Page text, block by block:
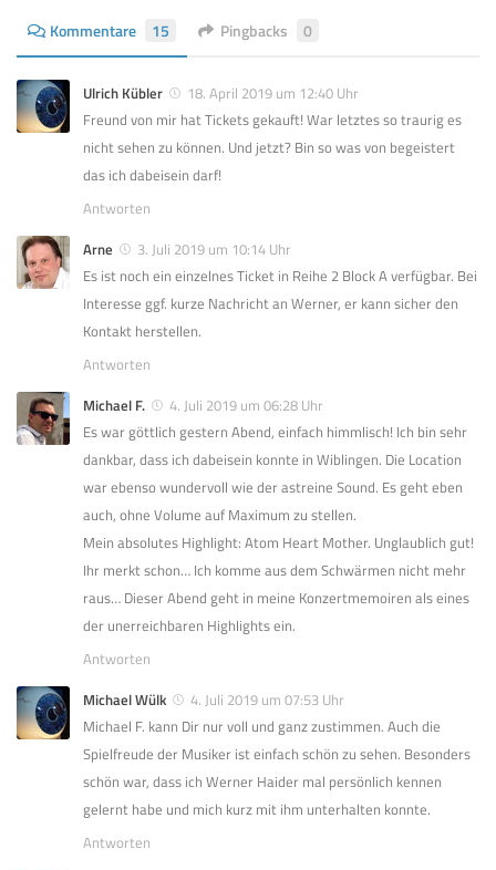
Kommentare 15 Pingbacks 0
Ulrich Kübler
18. April 2019 um 12:40 Uhr
Freund von mir hat Tickets gekauft! War letztes so traurig es
nicht sehen zu können. Und jetzt? Bin so was von begeistert
das ich dabeisein darf!
Antworten
Arne
3. Juli 2019 um 10:14 Uhr
Es ist noch ein einzelnes Ticket in Reihe 2 Block A verfügbar. Bei
Interesse ggf. kurze Nachricht an Werner, er kann sicher den
Kontakt herstellen.
Antworten
Michael F.
4. Juli 2019 um 06:28 Uhr
Es war göttlich gestern Abend, einfach himmlisch! Ich bin sehr
dankbar, dass ich dabeisein konnte in Wiblingen. Die Location
war ebenso wundervoll wie der astreine Sound. Es geht eben
auch, ohne Volume auf Maximum zu stellen.
Mein absolutes Highlight: Atom Heart Mother. Unglaublich gut!
Ihr merkt schon… Ich komme aus dem Schwärmen nicht mehr
raus… Dieser Abend geht in meine Konzertmemoiren als eines
der unerreichbaren Highlights ein.
Antworten
Michael Wülk
4. Juli 2019 um 07:53 Uhr
Michael F. kann Dir nur voll und ganz zustimmen. Auch die
Spielfreude der Musiker ist einfach schön zu sehen. Besonders
schön war, dass ich Werner Haider mal persönlich kennen
gelernt habe und mich kurz mit ihm unterhalten konnte.
Antworten